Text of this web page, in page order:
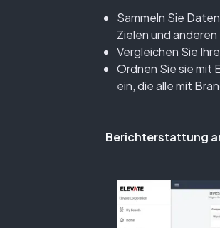
Sammeln Sie
Zielen und
Vergleichen Sie
Ordnen Sie sie mit
ein, die alle mit
Berichterstattung